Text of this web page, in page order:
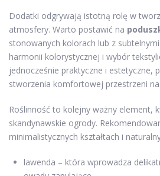
Dodatki odgrywają istotną rolę w
atmosfery. Warto postawić na
stonowanych kolorach lub z
harmonii kolorystycznej i wybór
jednocześnie praktyczne i estetyczne,
stworzenia komfortowej przestrzeni
Roślinność to kolejny ważny element,
skandynawskie ogrody.
minimalistycznych kształtach i
lawenda – która wprowadza